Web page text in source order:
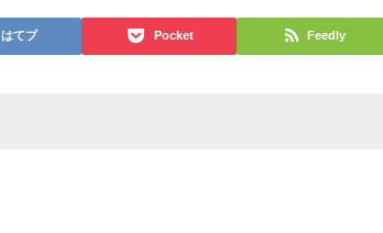
はてブ Pocket Feedly